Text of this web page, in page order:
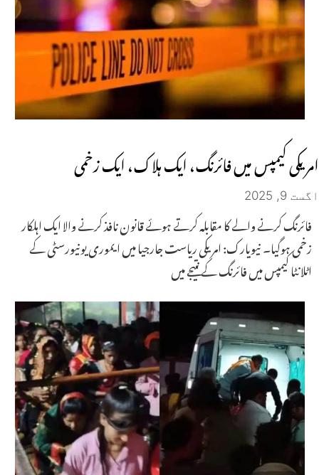
امریکی کیمپس میں فائرنگ، ایک ہلاک، ایک زخمی
اگست 9, 2025
فائرنگ کرنے والے کا مقابلہ کرتے ہوئے قانون نافذ کرنے والا ایک اہلکار
زخمی ہوگیا۔ نیویارک: امریکی ریاست جارجیا میں ایموری یونیورسٹی کے
اٹلانٹا کیمپس میں فائرنگ کے نتیجے میں